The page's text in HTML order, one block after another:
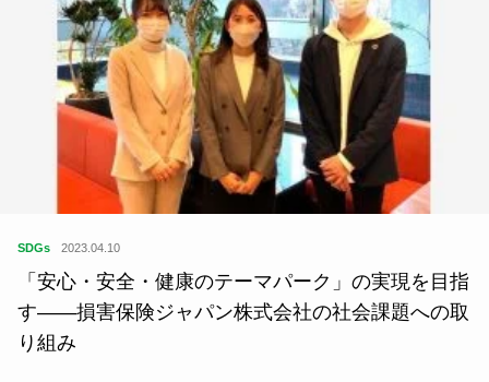
SDGs 2023.04.10
「安心・安全・健康のテーマパーク」の実現を目指
す――損害保険ジャパン株式会社の社会課題への取
り組み